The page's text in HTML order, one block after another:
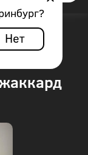
?
Нет
Audi Allroad
коса